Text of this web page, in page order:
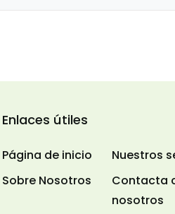
Enlaces útiles
Página de inicio
Nuestros
Sobre Nosotros
Contacta
nosotros